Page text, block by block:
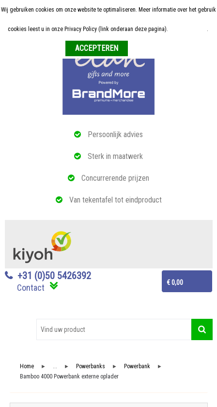
Persoonlijk advies
Sterk in maatwerk
Concurrerende prijzen
Van tekentafel tot eindproduct
€ 0,00
+31 (0)50 5426392
Contact
Home
ALLE RELATIEGESCHENKEN
Home ► ... ► Powerbanks ► Powerbank ►
Bamboo 4000 Powerbank externe oplader
Wij gebruiken cookies om onze website te optimaliseren. Meer informatie over het gebruik
cookies leest u in onze Privacy Policy (link onderaan deze pagina). .